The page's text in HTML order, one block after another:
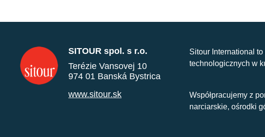
SITOUR spol. s r.o.
Terézie Vansovej 10
974 01 Banská Bystrica
www.sitour.sk
Sitour International
technologicznych w
Współpracujemy z
narciarskie, ośrodki